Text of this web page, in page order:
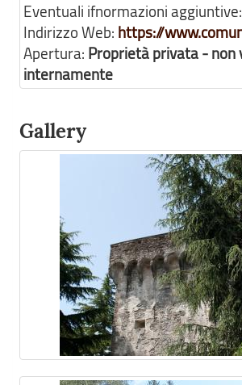
Eventuali ifnormazioni aggiuntive:
Indirizzo Web: https://
Apertura: Proprietà privata - non
internamente
Gallery